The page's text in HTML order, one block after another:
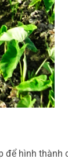
để hình thành